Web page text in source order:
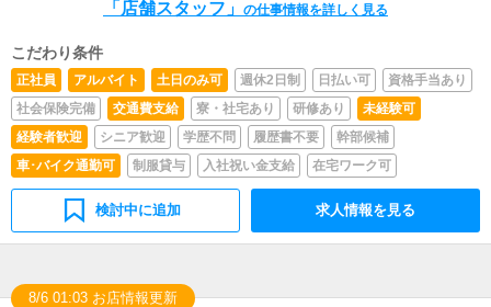
「店舗スタッフ」 の仕事情報を詳しく見る
こだわり条件
正社員 アルバイト 土日のみ可 週休2日制 日払い可
資格手当あり
社会保険完備
交通費支給 寮・社宅あり 研修あり
未経験可
経験者歓迎
シニア歓迎 学歴不問 履歴書不要
幹部候補
車･バイク通勤可
制服貸与 入社祝い金支給 在宅ワーク可
検討中に追加 求人情報を見る
8/6 01:03 お店情報更新